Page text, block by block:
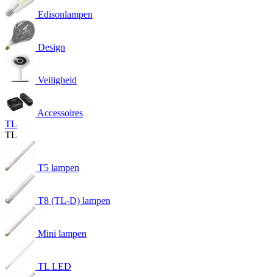
Edisonlampen
Design
Veiligheid
Accessoires
TL
TL
T5 lampen
T8 (TL-D) lampen
Mini lampen
TL LED